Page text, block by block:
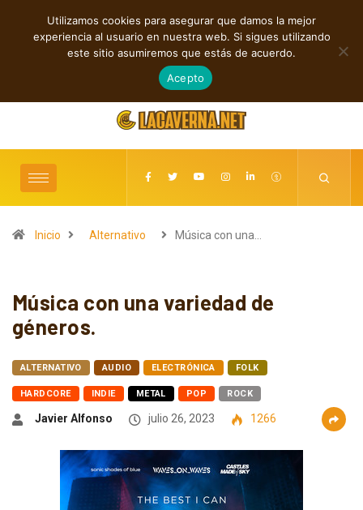
TENDENCIAS
Rock, folk e indie: cuatro estrenos independientes por descubrir
agosto 7, 2026
Inicio Alternativo Música con una…
Música con una variedad de
géneros.
ALTERNATIVO AUDIO ELECTRÓNICA FOLK
HARDCORE INDIE METAL POP ROCK
Javier Alfonso julio 26, 2023 1266
Utilizamos cookies para asegurar que damos la mejor
experiencia al usuario en nuestra web. Si sigues utilizando
este sitio asumiremos que estás de acuerdo.
Acepto